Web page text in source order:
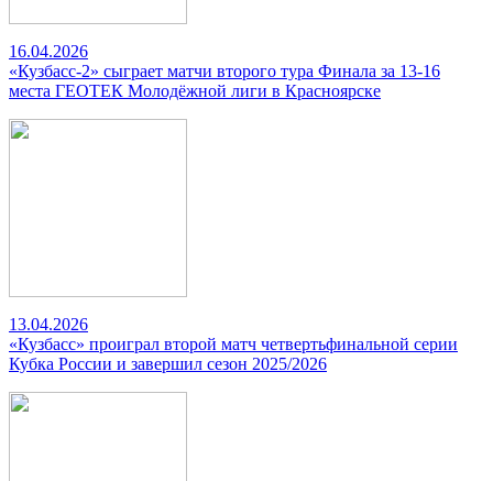
16.04.2026
«Кузбасс-2» сыграет матчи второго тура Финала за 13-16
места ГЕОТЕК Молодёжной лиги в Красноярске
13.04.2026
«Кузбасс» проиграл второй матч четвертьфинальной серии
Кубка России и завершил сезон 2025/2026